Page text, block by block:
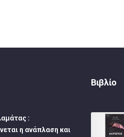
:
η ανάπλαση και
Βιβλίο